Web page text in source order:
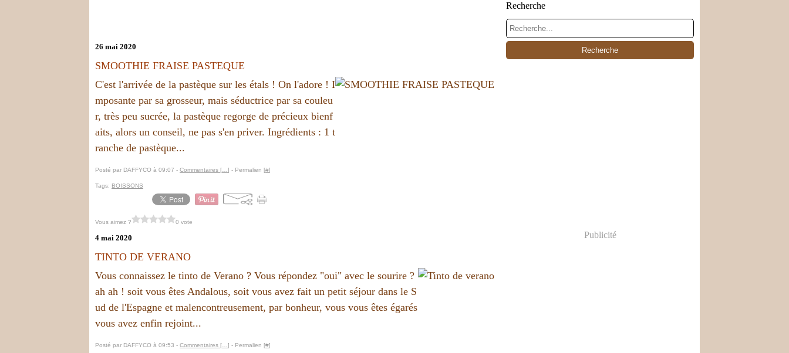
26 mai 2020
SMOOTHIE FRAISE PASTEQUE
C'est l'arrivée de la pastèque sur les étals ! On l'adore ! I
mposante par sa grosseur, mais séductrice par sa couleu
r, très peu sucrée, la pastèque regorge de précieux bienf
aits, alors un conseil, ne pas s'en priver. Ingrédients : 1 t
ranche de pastèque...
Posté par DAFFYCO à 09:07 - Commentaires [ ] - Permalien [#]
Tags: BOISSONS
Vous aimez ? 0 vote
4 mai 2020
TINTO DE VERANO
Vous connaissez le tinto de Verano ? Vous répondez "oui" avec le sourire ?
ah ah ! soit vous êtes Andalous, soit vous avez fait un petit séjour dans le S
ud de l'Espagne et malencontreusement, par bonheur, vous vous êtes égarés
vous avez enfin rejoint...
Posté par DAFFYCO à 09:53 - Commentaires [ ] - Permalien [#]
Recherche
Publicité